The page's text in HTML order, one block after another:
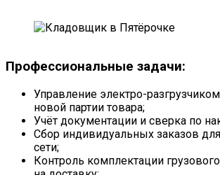
Профессиональные задачи:
Управление электро-
новой партии товара;
Учёт документации и сверка по
Сбор индивидуальных заказов
сети;
Контроль комплектации